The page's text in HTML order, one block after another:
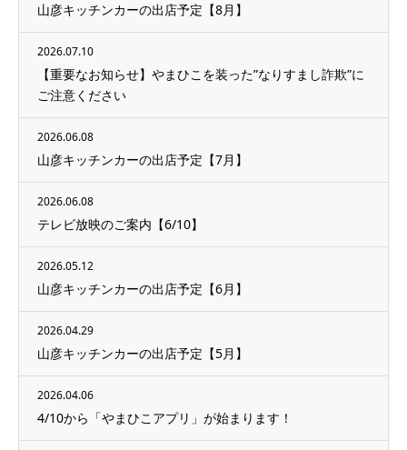
山彦キッチンカーの出店予定【8月】
2026.07.10
【重要なお知らせ】やまひこを装った”なりすまし詐欺”に
ご注意ください
2026.06.08
山彦キッチンカーの出店予定【7月】
2026.06.08
テレビ放映のご案内【6/10】
2026.05.12
山彦キッチンカーの出店予定【6月】
2026.04.29
山彦キッチンカーの出店予定【5月】
2026.04.06
4/10から「やまひこアプリ」が始まります！